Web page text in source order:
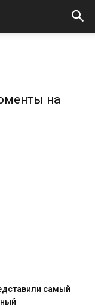
на
самый